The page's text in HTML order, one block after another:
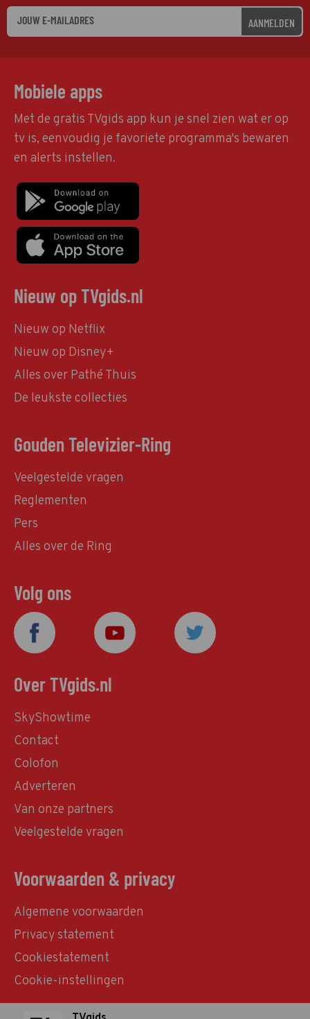
AANMELDEN
Mobiele apps
Met de gratis TVgids app kun je snel zien wat er op
tv is, eenvoudig je favoriete programma's bewaren
en alerts instellen.
Nieuw op TVgids.nl
Nieuw op Netflix
Nieuw op Disney+
Alles over Pathé Thuis
De leukste collecties
Gouden Televizier-Ring
Veelgestelde vragen
Reglementen
Pers
Alles over de Ring
Volg ons
Over TVgids.nl
SkyShowtime
Contact
Colofon
Adverteren
Van onze partners
Veelgestelde vragen
Voorwaarden & privacy
Algemene voorwaarden
Privacy statement
Cookiestatement
Cookie-instellingen